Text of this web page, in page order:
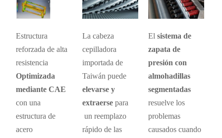
Estructura
reforzada de alta
resistencia
Optimizada
mediante CAE
con una
estructura de
acero
La cabeza
cepilladora
importada de
Taiwán puede
elevarse y
extraersepara
un reemplazo
rápido de las
El sistema de
zapata de
presión con
almohadillas
segmentadas
resuelve los
problemas
causados cuando